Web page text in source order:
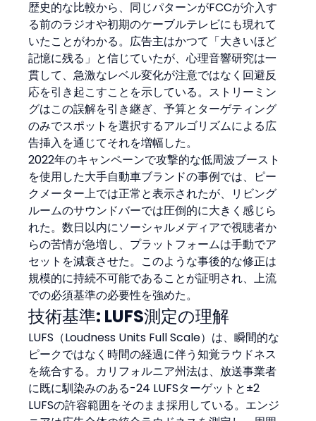
歴史的な比較から、同じパターンがFCCが介入す
る前のラジオや初期のケーブルテレビにも現れて
いたことがわかる。広告主はかつて「大きいほど
記憶に残る」と信じていたが、心理音響研究は一
貫して、急激なレベル変化が注意ではなく回避反
応を引き起こすことを示している。ストリーミン
グはこの誤解を引き継ぎ、予算とターゲティング
のみでスポットを選択するアルゴリズムによる広
告挿入を通じてそれを増幅した。
2022年のキャンペーンで攻撃的な低周波ブースト
を使用した大手自動車ブランドの事例では、ピー
クメーター上では正常と表示されたが、リビング
ルームのサウンドバーでは圧倒的に大きく感じら
れた。数日以内にソーシャルメディアで視聴者か
らの苦情が急増し、プラットフォームは手動でア
セットを減衰させた。このような事後的な修正は
規模的に持続不可能であることが証明され、上流
での必須基準の必要性を強めた。
技術基準: LUFS測定の理解
LUFS（Loudness Units Full Scale）は、瞬間的な
ピークではなく時間の経過に伴う知覚ラウドネス
を統合する。カリフォルニア州法は、放送事業者
に既に馴染みのある-24 LUFSターゲットと±2
LUFSの許容範囲をそのまま採用している。エンジ